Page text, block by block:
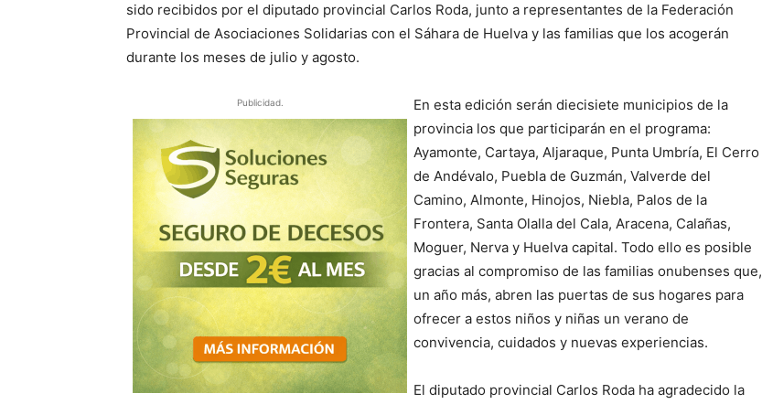
sido recibidos por el diputado provincial Carlos Roda, junto a representantes de la Federación
Provincial de Asociaciones Solidarias con el Sáhara de Huelva y las familias que los acogerán
durante los meses de julio y agosto.
Publicidad.
En esta edición serán diecisiete municipios de la
provincia los que participarán en el programa:
Ayamonte, Cartaya, Aljaraque, Punta Umbría, El Cerro
de Andévalo, Puebla de Guzmán, Valverde del
Camino, Almonte, Hinojos, Niebla, Palos de la
Frontera, Santa Olalla del Cala, Aracena, Calañas,
Moguer, Nerva y Huelva capital. Todo ello es posible
gracias al compromiso de las familias onubenses que,
un año más, abren las puertas de sus hogares para
ofrecer a estos niños y niñas un verano de
convivencia, cuidados y nuevas experiencias.
El diputado provincial Carlos Roda ha agradecido la